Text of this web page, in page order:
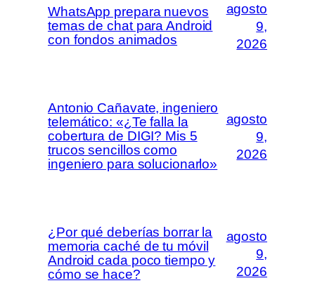
WhatsApp prepara nuevos
temas de chat para Android
con fondos animados
agosto
9,
2026
Antonio Cañavate, ingeniero
telemático: «¿Te falla la
cobertura de DIGI? Mis 5
trucos sencillos como
ingeniero para solucionarlo»
agosto
9,
2026
¿Por qué deberías borrar la
memoria caché de tu móvil
Android cada poco tiempo y
cómo se hace?
agosto
9,
2026